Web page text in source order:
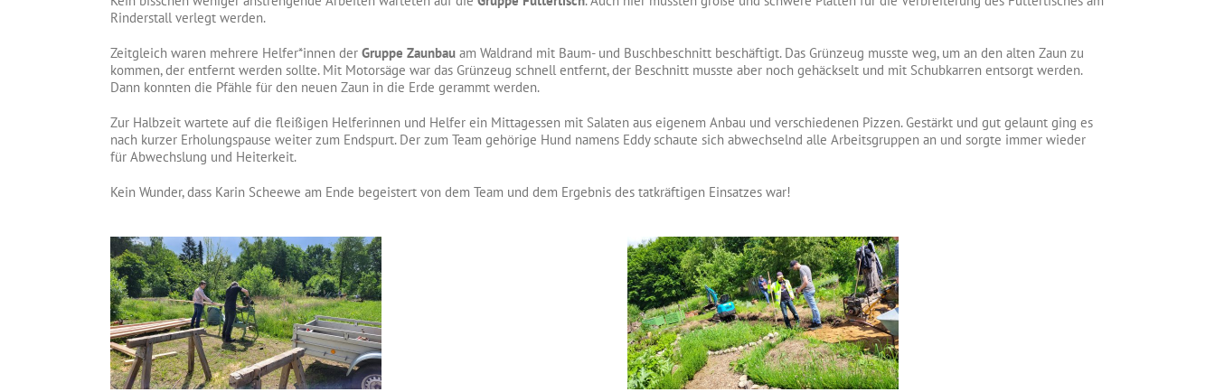
Rinderstall verlegt werden.
Zeitgleich waren mehrere Helfer*innen der Gruppe Zaunbauam Waldrand mit Baum- und Buschbeschnitt beschäftigt. Das Grünzeug musste weg, um an den alten Zaun zu
kommen, der entfernt werden sollte. Mit Motorsäge war das Grünzeug schnell entfernt, der Beschnitt musste aber noch gehäckselt und mit Schubkarren entsorgt werden.
Dann konnten die Pfähle für den neuen Zaun in die Erde gerammt werden.
Zur Halbzeit wartete auf die fleißigen Helferinnen und Helfer ein Mittagessen mit Salaten aus eigenem Anbau und verschiedenen Pizzen. Gestärkt und gut gelaunt ging es
nach kurzer Erholungspause weiter zum Endspurt. Der zum Team gehörige Hund namens Eddy schaute sich abwechselnd alle Arbeitsgruppen an und sorgte immer wieder
für Abwechslung und Heiterkeit.
Kein Wunder, dass Karin Scheewe am Ende begeistert von dem Team und dem Ergebnis des tatkräftigen Einsatzes war!